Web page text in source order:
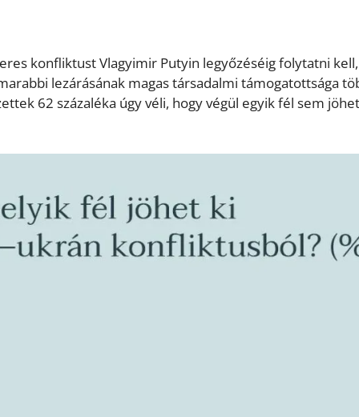
konfliktust Vlagyimir Putyin legyőzéséig folytatni kell,
lezárásának magas társadalmi támogatottsága
62 százaléka úgy véli, hogy végül egyik fél sem